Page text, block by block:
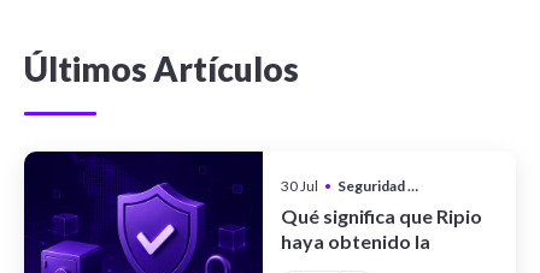
Últimos Artículos
30 Jul • Seguridad y Privacidad
Qué significa que Ripio
haya obtenido la